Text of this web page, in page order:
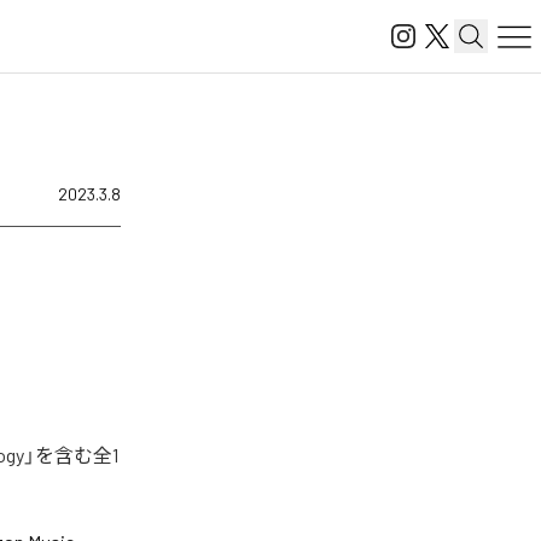
2023.3.8
」を含む全1